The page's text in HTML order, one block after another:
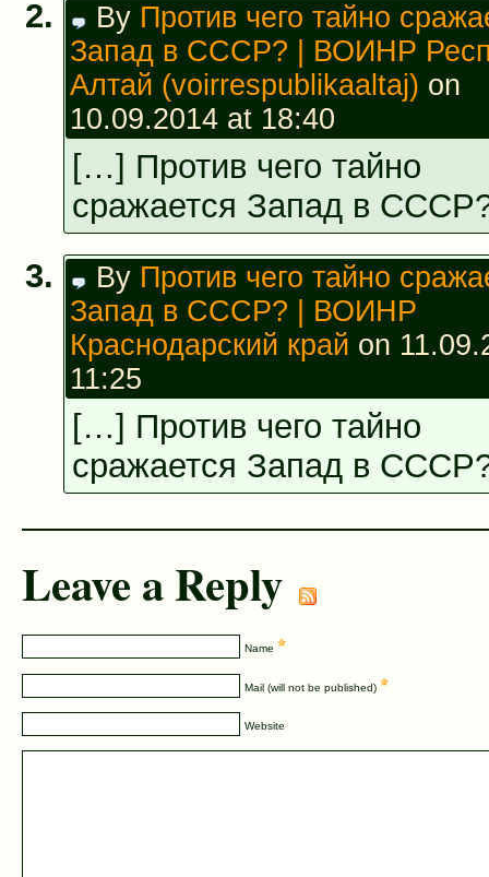
By Против чего тайно
Запад в СССР? | ВОИНР
Алтай (voirrespublikaaltaj) on
10.09.2014 at 18:40
[…] Против чего тайно
сражается Запад в
By Против чего тайно
Запад в СССР? | ВОИНР
Краснодарский край on
11:25
[…] Против чего тайно
сражается Запад в
Leave a Reply
Name
Mail (will not be published)
Website